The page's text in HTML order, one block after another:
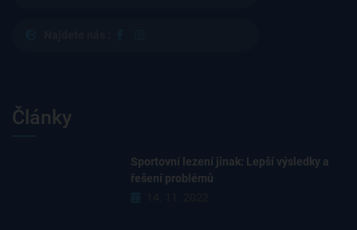
Články
Sportovní lezení jinak: Lepší výsledky a
řešení problémů